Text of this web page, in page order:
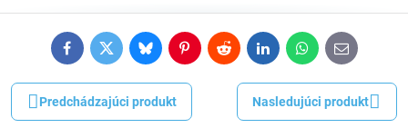
FacebookTwitterBlueskyPinterestRedditLinkedInWhatsApp
E-
mail
Predchádzajúci produkt Nasledujúci produkt